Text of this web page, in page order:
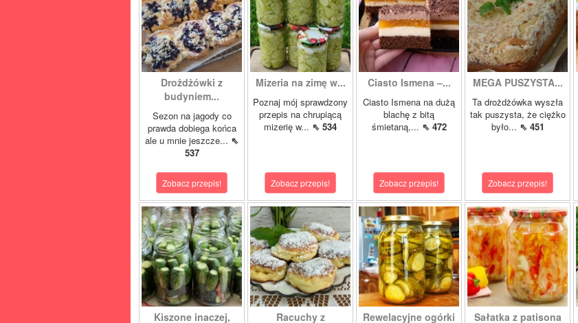
Drożdżówki z
budyniem...
Sezon na jagody co
prawda dobiega końca
ale u mnie jeszcze... ⇖
537
Zobacz przepis!
Mizeria na zimę w...
Poznaj mój sprawdzony
przepis na chrupiącą
mizerię w... ⇖ 534
Zobacz przepis!
Ciasto Ismena –...
Ciasto Ismena na dużą
blachę z bitą
śmietaną,... ⇖ 472
Zobacz przepis!
MEGA PUSZYSTA...
Ta drożdżówka wyszła
tak puszysta, że ciężko
było... ⇖ 451
Zobacz przepis!
Kiszone inaczej, Racuchy z Rewelacyjne ogórki Sałatka z patisona